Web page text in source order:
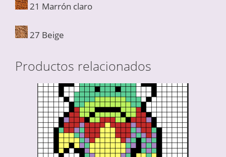
21 Marrón claro
27 Beige
Productos relacionados